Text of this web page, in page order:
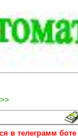
в телеграмм боте